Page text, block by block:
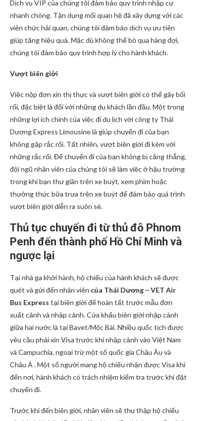
Dịch vụ VIP của chúng tôi đảm bảo quy trình nhập cư
nhanh chóng. Tận dụng mối quan hệ đã xây dựng với các
viên chức hải quan, chúng tôi đảm bảo dịch vụ ưu tiên
giúp tăng hiệu quả. Mặc dù không thể bỏ qua hàng đợi,
chúng tôi đảm bảo quy trình hợp lý cho hành khách.
Vượt biên giới
Việc nộp đơn xin thị thực và vượt biên giới có thể gây bối
rối, đặc biệt là đối với những du khách lần đầu. Một trong
những lợi ích chính của việc đi du lịch với công ty Thái
Dương Express Limousine là giúp chuyến đi của bạn
không gặp rắc rối. Tất nhiên, vượt biên giới đi kèm với
những rắc rối. Để chuyến đi của bạn không bị căng thẳng,
đội ngũ nhân viên của chúng tôi sẽ làm việc ở hậu trường
trong khi bạn thư giãn trên xe buýt, xem phim hoặc
thưởng thức bữa trưa trên xe buýt để đảm bảo quá trình
vượt biên giới diễn ra suôn sẻ.
Thủ tục chuyến đi từ thủ đô Phnom
Penh đến thành phố Hồ Chí Minh và
ngược lại
Tại nhà ga khởi hành, hộ chiếu của hành khách sẽ được
quét và gửi đến nhân viên của Thái Dương – VET Air
Bus Express tại biên giới để hoàn tất trước mẫu đơn
xuất cảnh và nhập cảnh. Cửa khẩu biên giới nhập cảnh
giữa hai nước là tại Bavet/Mộc Bài. Nhiều quốc tịch được
yêu cầu phải xin Visa trước khi nhập cảnh vào Việt Nam
và Campuchia, ngoại trừ một số quốc gia Châu Âu và
Châu Á . Một số người mang hộ chiếu nhận được Visa khi
đến nơi, hành khách có trách nhiệm kiểm tra trước khi đặt
chuyến đi.
Trước khi đến biên giới, nhân viên sẽ thu thập hộ chiếu